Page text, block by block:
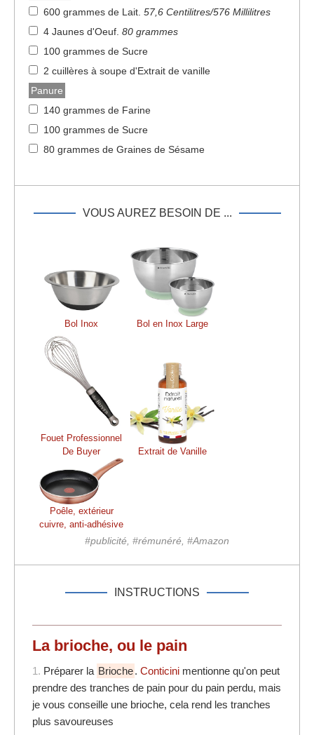
600 grammes de Lait. 57,6 Centilitres/576 Millilitres
4 Jaunes d'Oeuf. 80 grammes
100 grammes de Sucre
2 cuillères à soupe d'Extrait de vanille
Panure
140 grammes de Farine
100 grammes de Sucre
80 grammes de Graines de Sésame
VOUS AUREZ BESOIN DE ...
Bol Inox Bol en Inox Large
Fouet Professionnel
De Buyer
Extrait de Vanille
Poêle, extérieur
cuivre, anti-adhésive
#publicité, #rémunéré, #Amazon
INSTRUCTIONS
La brioche, ou le pain
1. Préparer la Brioche. Conticini mentionne qu'on peut
prendre des tranches de pain pour du pain perdu, mais
je vous conseille une brioche, cela rend les tranches
plus savoureuses